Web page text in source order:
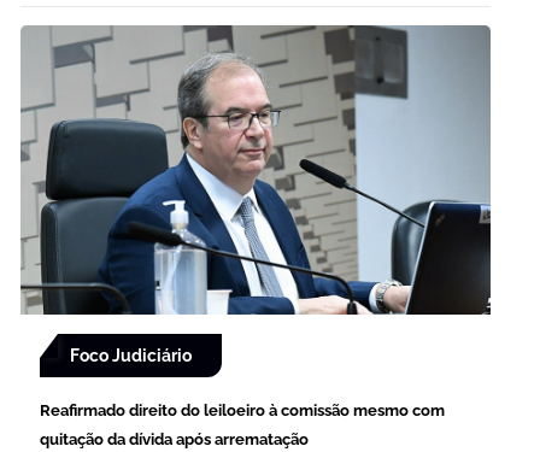
Foco Judiciário
Reafirmado direito do leiloeiro à comissão mesmo com
quitação da dívida após arrematação